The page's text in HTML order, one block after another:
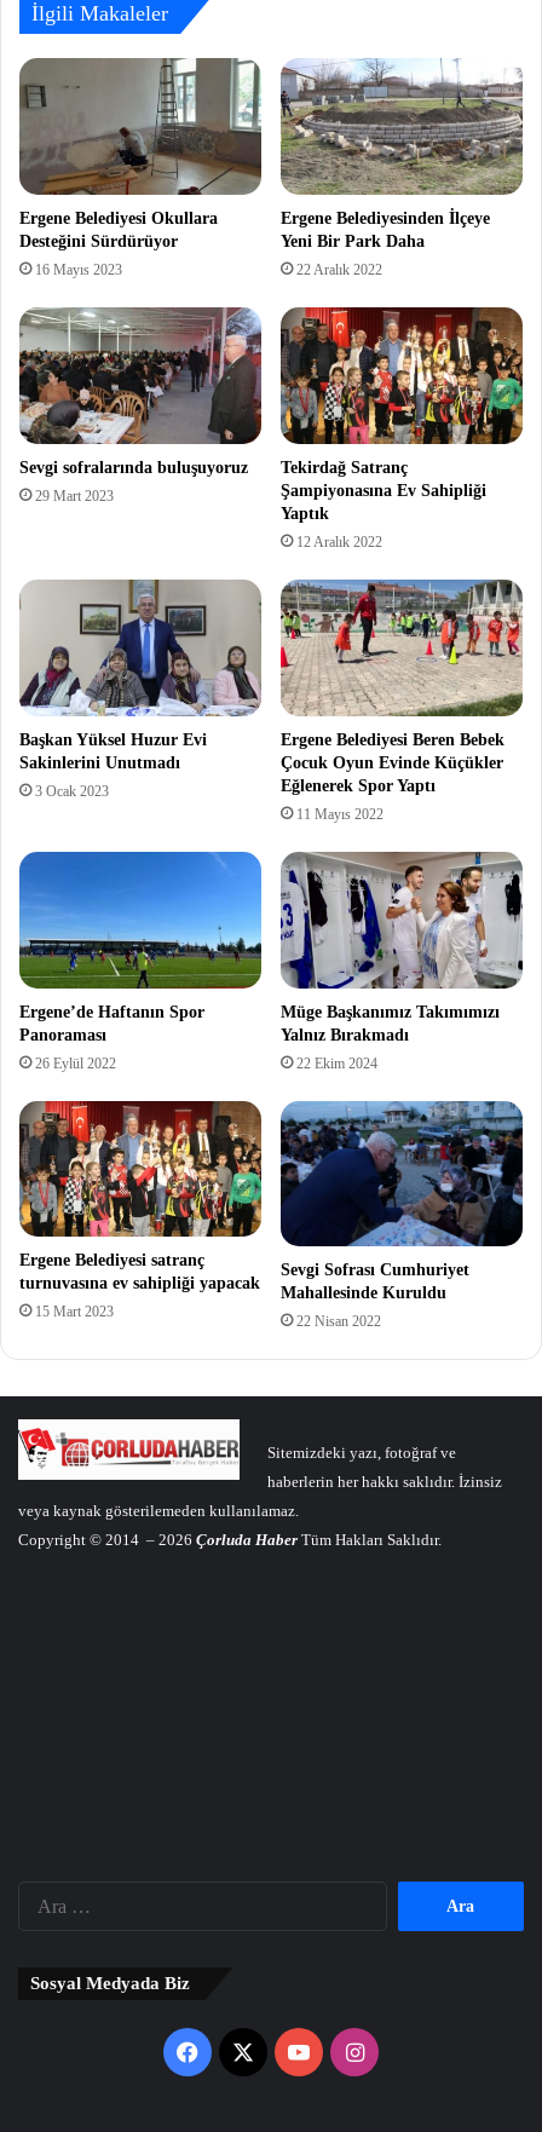
İlgili Makaleler
Ergene Belediyesi Okullara
Desteğini Sürdürüyor
16 Mayıs 2023
Ergene Belediyesinden İlçeye
Yeni Bir Park Daha
22 Aralık 2022
Sevgi sofralarında buluşuyoruz
29 Mart 2023
Tekirdağ Satranç
Şampiyonasına Ev Sahipliği
Yaptık
12 Aralık 2022
Başkan Yüksel Huzur Evi
Sakinlerini Unutmadı
3 Ocak 2023
Ergene Belediyesi Beren Bebek
Çocuk Oyun Evinde Küçükler
Eğlenerek Spor Yaptı
11 Mayıs 2022
Ergene’de Haftanın Spor
Panoraması
26 Eylül 2022
Müge Başkanımız Takımımızı
Yalnız Bırakmadı
22 Ekim 2024
Ergene Belediyesi satranç
turnuvasına ev sahipliği yapacak
15 Mart 2023
Sevgi Sofrası Cumhuriyet
Mahallesinde Kuruldu
22 Nisan 2022
Sitemizdeki yazı, fotoğraf ve
haberlerin her hakkı saklıdır. İzinsiz
veya kaynak gösterilemeden kullanılamaz.
Copyright © 2014 – 2026 Çorluda Haber Tüm Hakları Saklıdır.
Sosyal Medyada Biz
Facebook
X YouTubeInstagram